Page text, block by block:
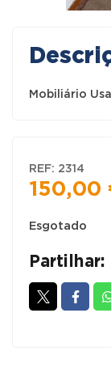
Mobiliário
REF: 2314
150,00
Esgotado
Partilhar: